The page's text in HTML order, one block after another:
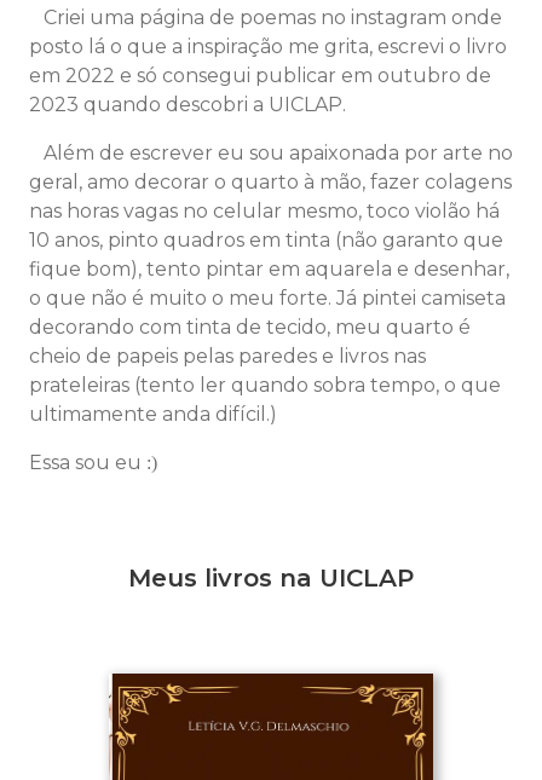
Criei uma página de poemas no instagram onde
posto lá o que a inspiração me grita, escrevi o livro
em 2022 e só consegui publicar em outubro de
2023 quando descobri a UICLAP.
Além de escrever eu sou apaixonada por arte no
geral, amo decorar o quarto à mão, fazer colagens
nas horas vagas no celular mesmo, toco violão há
10 anos, pinto quadros em tinta (não garanto que
fique bom), tento pintar em aquarela e desenhar,
o que não é muito o meu forte. Já pintei camiseta
decorando com tinta de tecido, meu quarto é
cheio de papeis pelas paredes e livros nas
prateleiras (tento ler quando sobra tempo, o que
ultimamente anda difícil.)
Essa sou eu :)
Meus livros na UICLAP